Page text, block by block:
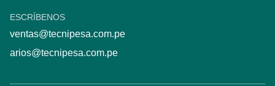
ESCRÍBENOS
ventas@tecnipesa.com.pe
arios@tecnipesa.com.pe